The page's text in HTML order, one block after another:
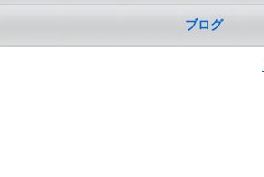
ブログ